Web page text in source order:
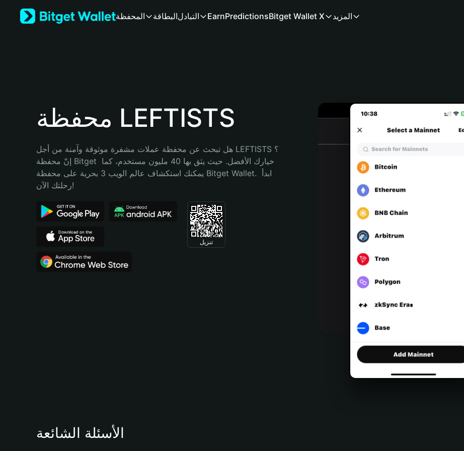
Bahasa Indonesia
Português (Brasil)
المحفظة البطاقةالتبادل EarnPredictionsBitget Wallet X المزيد
محفظة LEFTISTS
هل تبحث عن محفظة عملات مشفرة موثوقة وآمنة من أجل LEFTISTS؟
إنّ محفظة Bitget خيارك الأفضل. حيث يثق بها 40 مليون مستخدم، كما
يمكنك استكشاف عالم الويب 3 بحرية على محفظة Bitget Wallet. ابدأ
رحلتك الآن!
تنزيل
الأسئلة الشائعة